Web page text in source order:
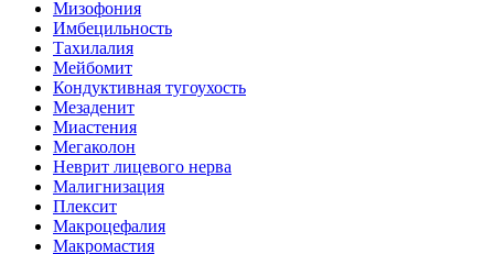
Мизофония
Имбецильность
Тахилалия
Мейбомит
Кондуктивная тугоухость
Мезаденит
Миастения
Мегаколон
Неврит лицевого нерва
Малигнизация
Плексит
Макроцефалия
Макромастия